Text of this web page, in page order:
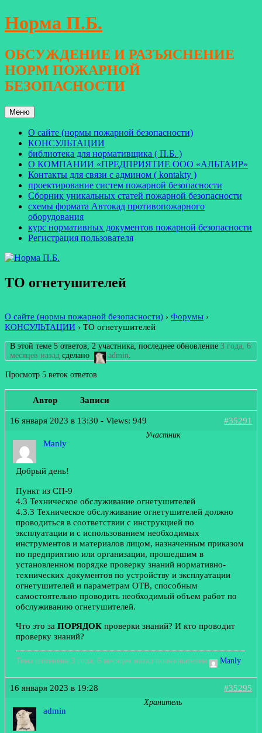
Перейти
к
Норма П.Б.
ОБСУЖДЕНИЕ И РАЗЪЯСНЕНИЕ
НОРМ ПОЖАРНОЙ
БЕЗОПАСНОСТИ
Меню
О сайте (нормы пожарной безопасности)
КОНСУЛЬТАЦИИ
библиотека для нормативщика ( П.Б. )
О КОМПАНИИ «ПРЕДПРИЯТИЕ ООО «АЛЬТАИР»
Контакты для связи с админом ( kontakty )
проектирование систем пожарной безопасности
Сборник уникальных статей пожарной безопасности
схемы формата Автокад противопожарного
оборудования
курс нормативных документов пожарной безопасности
Регистрация пользователя
ТО огнетушителей
О сайте (нормы пожарной безопасности) › Форумы ›
КОНСУЛЬТАЦИИ › ТО огнетушителей
В этой теме 5 ответов, 2 участника, последнее обновление3 года, 6
месяцев назад сделано admin
Просмотр 5 веток ответов
Автор Записи
16 января 2023 в 13:30 - Views: 949 #35291
Manly
Участник
Добрый день!
Пункт из СП-9
4.3 Техническое обслуживание огнетушителей
4.3.3 Техническое обслуживание огнетушителей должно
проводиться в соответствии с инструкцией по
эксплуатации и с использованием необходимых
инструментов и материалов лицом, назначенным приказом
по предприятию или организации, прошедшим в
установленном порядке проверку знаний нормативно-
технических документов по устройству и эксплуатации
огнетушителей и параметрам ОТВ, способным
самостоятельно проводить необходимый объем работ по
обслуживанию огнетушителей.
Что это за ПОРЯДОК проверки знаний? И кто проводит
проверку знаний?
Тема изменена 3 года, 6 месяцев назад пользователем Manly.
16 января 2023 в 19:28 #35295
admin
Хранитель